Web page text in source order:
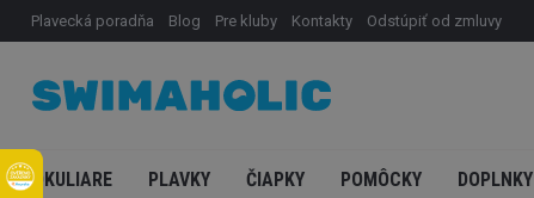
Plavecká poradňa Blog Pre kluby Kontakty Odstúpiť od zmluvy
OKULIARE PLAVKY ČIAPKY POMÔCKY DOPLNKY